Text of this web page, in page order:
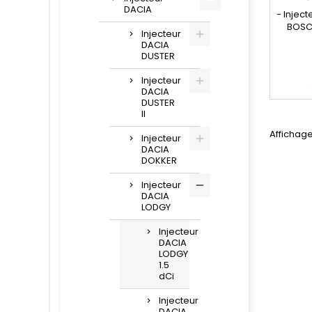
DACIA
Injecteur
DACIA
DUSTER
Injecteur
DACIA
DUSTER
II
Injecteur
DACIA
DOKKER
Injecteur
DACIA
LODGY
Injecteur
DACIA
LODGY
1.5
dCi
Injecteur
-
445
986